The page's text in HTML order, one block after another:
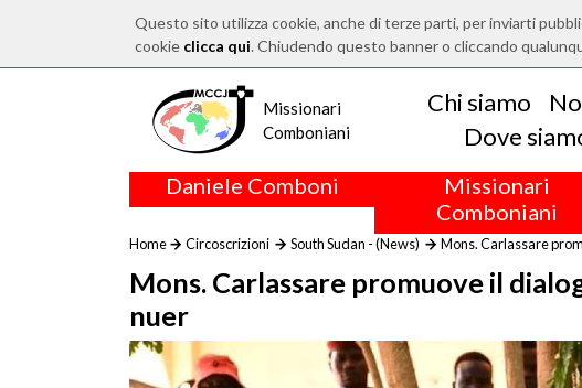
Questo sito utilizza cookie, anche di terze parti, per inviarti
cookie clicca qui. Chiudendo questo banner o cliccando
Missionari
Comboniani
Chi siamo
Dove
Daniele Comboni
Missionari
Comboniani
Home Circoscrizioni South Sudan - (News) Mons. Carlassare
Mons. Carlassare promuove il
nuer